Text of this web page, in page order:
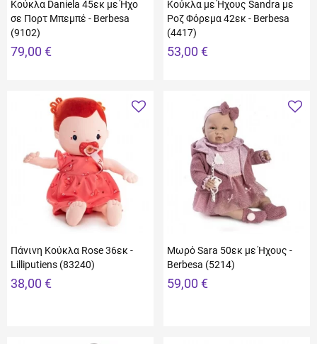
Κούκλα Daniela 45εκ με Ήχο
σε Πορτ Μπεμπέ - Berbesa
(9102)
79,00 €
Κούκλα με Ήχους Sandra με
Ροζ Φόρεμα 42εκ - Berbesa
(4417)
53,00 €
Πάνινη Κούκλα Rose 36εκ -
Lilliputiens (83240)
38,00 €
Μωρό Sara 50εκ με Ήχους -
Berbesa (5214)
59,00 €